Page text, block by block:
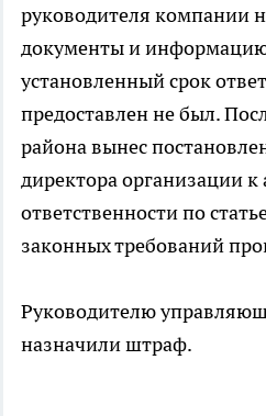
руководителя компании
документы и
установленный срок
предоставлен не был.
района вынес
директора организации
ответственности по
законных требований
Руководителю
назначили штраф.